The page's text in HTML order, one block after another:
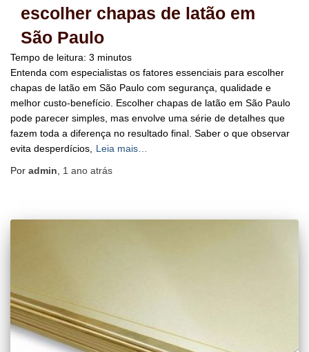
escolher chapas de latão em
São Paulo
Tempo de leitura: 3 minutos
Entenda com especialistas os fatores essenciais para escolher
chapas de latão em São Paulo com segurança, qualidade e
melhor custo-benefício. Escolher chapas de latão em São Paulo
pode parecer simples, mas envolve uma série de detalhes que
fazem toda a diferença no resultado final. Saber o que observar
evita desperdícios, Leia mais…
Por admin, 1 ano atrás